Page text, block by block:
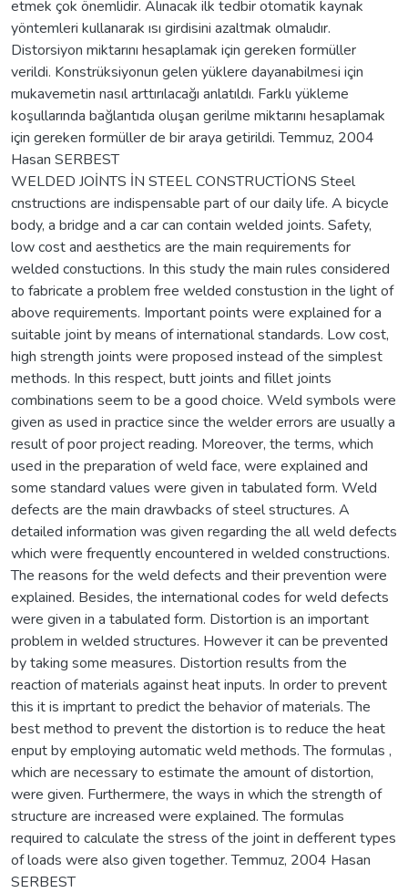
etmek çok önemlidir. Alınacak ilk tedbir otomatik kaynak
yöntemleri kullanarak ısı girdisini azaltmak olmalıdır.
Distorsiyon miktarını hesaplamak için gereken formüller
verildi. Konstrüksiyonun gelen yüklere dayanabilmesi için
mukavemetin nasıl arttırılacağı anlatıldı. Farklı yükleme
koşullarında bağlantıda oluşan gerilme miktarını hesaplamak
için gereken formüller de bir araya getirildi. Temmuz, 2004
Hasan SERBEST
WELDED JOİNTS İN STEEL CONSTRUCTİONS Steel
cnstructions are indispensable part of our daily life. A bicycle
body, a bridge and a car can contain welded joints. Safety,
low cost and aesthetics are the main requirements for
welded constuctions. In this study the main rules considered
to fabricate a problem free welded constustion in the light of
above requirements. Important points were explained for a
suitable joint by means of international standards. Low cost,
high strength joints were proposed instead of the simplest
methods. In this respect, butt joints and fillet joints
combinations seem to be a good choice. Weld symbols were
given as used in practice since the welder errors are usually a
result of poor project reading. Moreover, the terms, which
used in the preparation of weld face, were explained and
some standard values were given in tabulated form. Weld
defects are the main drawbacks of steel structures. A
detailed information was given regarding the all weld defects
which were frequently encountered in welded constructions.
The reasons for the weld defects and their prevention were
explained. Besides, the international codes for weld defects
were given in a tabulated form. Distortion is an important
problem in welded structures. However it can be prevented
by taking some measures. Distortion results from the
reaction of materials against heat inputs. In order to prevent
this it is imprtant to predict the behavior of materials. The
best method to prevent the distortion is to reduce the heat
enput by employing automatic weld methods. The formulas ,
which are necessary to estimate the amount of distortion,
were given. Furthermere, the ways in which the strength of
structure are increased were explained. The formulas
required to calculate the stress of the joint in defferent types
of loads were also given together. Temmuz, 2004 Hasan
SERBEST